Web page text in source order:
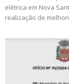
elétrica em Nova
realização de